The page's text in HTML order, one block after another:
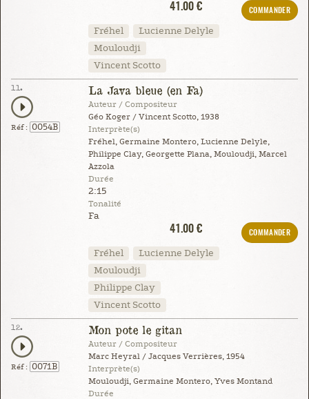
41.00 €
COMMANDER
Fréhel
Lucienne Delyle
Mouloudji
Vincent Scotto
11.
Réf : 0054B
La Java bleue (en Fa)
Auteur / Compositeur
Géo Koger / Vincent Scotto, 1938
Interprète(s)
Fréhel, Germaine Montero, Lucienne Delyle,
Philippe Clay, Georgette Plana, Mouloudji, Marcel
Azzola
Durée
2:15
Tonalité
Fa
41.00 €
COMMANDER
Fréhel
Lucienne Delyle
Mouloudji
Philippe Clay
Vincent Scotto
12.
Réf : 0071B
Mon pote le gitan
Auteur / Compositeur
Marc Heyral / Jacques Verrières, 1954
Interprète(s)
Mouloudji, Germaine Montero, Yves Montand
Durée